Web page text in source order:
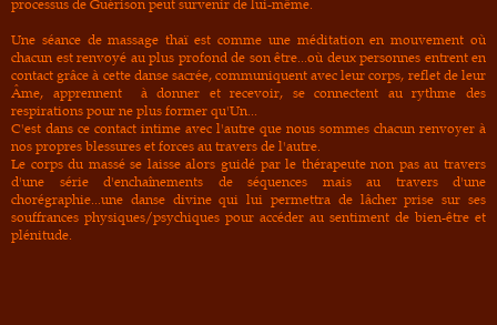
Une séance de massage thaï est comme une méditation en mouvement où
chacun est renvoyé au plus profond de son être...où deux personnes entrent en
contact grâce à cette danse sacrée, communiquent avec leur corps, reflet de leur
Âme, apprennent à donner et recevoir, se connectent au rythme des
respirations pour ne plus former qu'Un...
C'est dans ce contact intime avec l'autre que nous sommes chacun renvoyer à
nos propres blessures et forces au travers de l'autre.
Le corps du massé se laisse alors guidé par le thérapeute non pas au travers
d'une série d'enchaînements de séquences mais au travers d'une
chorégraphie...une danse divine qui lui permettra de lâcher prise sur ses
souffrances physiques/psychiques pour accéder au sentiment de bien-être et
plénitude.